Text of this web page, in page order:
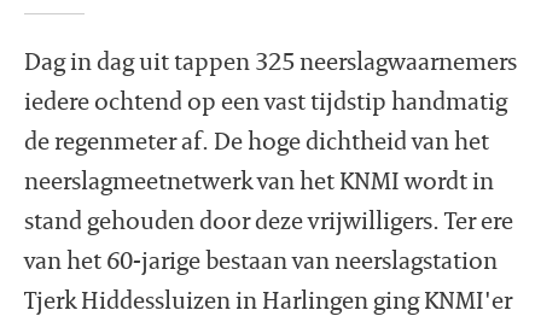
Dag in dag uit tappen 325 neerslagwaarnemers
iedere ochtend op een vast tijdstip handmatig
de regenmeter af. De hoge dichtheid van het
neerslagmeetnetwerk van het KNMI wordt in
stand gehouden door deze vrijwilligers. Ter ere
van het 60-jarige bestaan van neerslagstation
Tjerk Hiddessluizen in Harlingen ging KNMI'er